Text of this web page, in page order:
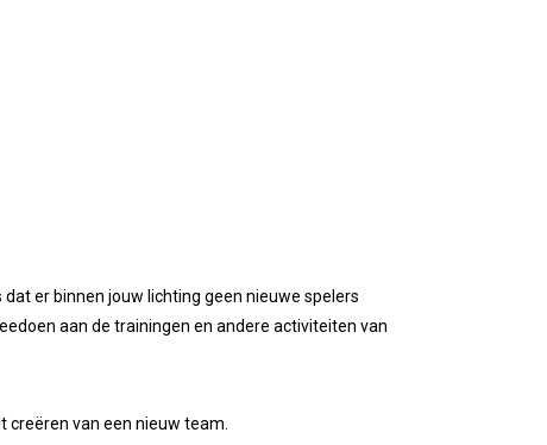
er binnen jouw lichting geen nieuwe spelers
aan de trainingen en andere activiteiten van
creëren van een nieuw team.